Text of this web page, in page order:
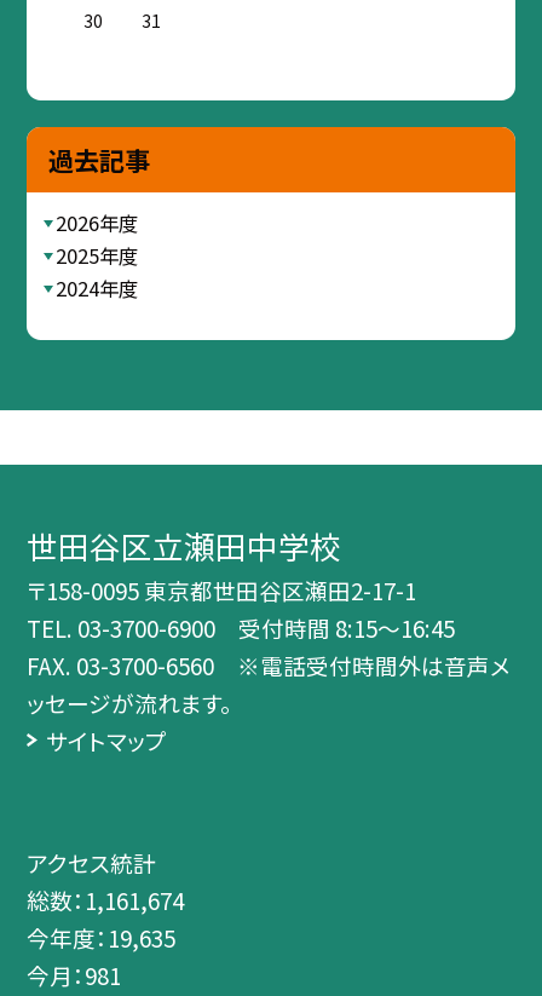
30
31
過去記事
2026年度
2025年度
2024年度
世田谷区立瀬田中学校
〒158-0095 東京都世田谷区瀬田2-17-1
TEL. 03-3700-6900 受付時間 8:15～16:45
FAX. 03-3700-6560 ※電話受付時間外は音声メ
ッセージが流れます。
サイトマップ
アクセス統計
総数： 1,161,674
今年度： 19,635
今月：981